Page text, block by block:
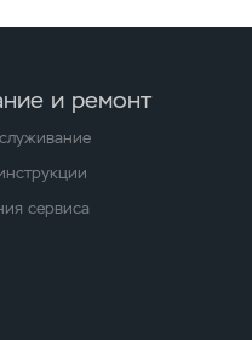
и ремонт
сервиса